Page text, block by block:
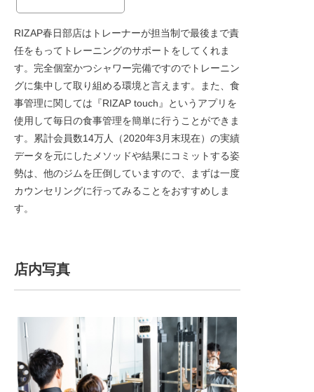
RIZAP春日部店はトレーナーが担当制で最後まで責
任をもってトレーニングのサポートをしてくれま
す。完全個室かつシャワー完備ですのでトレーニン
グに集中して取り組める環境と言えます。また、食
事管理に関しては『RIZAP touch』というアプリを
使用して毎日の食事管理を簡単に行うことができま
す。累計会員数14万人（2020年3月末現在）の実績
データを元にしたメソッドや結果にコミットする姿
勢は、他のジムを圧倒していますので、まずは一度
カウンセリングに行ってみることをおすすめしま
す。
店内写真